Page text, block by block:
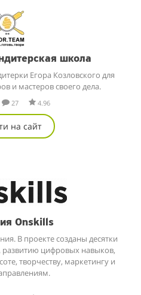
школа
Егора Козловского для
и мастеров своего дела.
27 4.96
на сайт
Onskills
В проекте созданы десятки
развитию цифровых навыков,
творчеству, маркетингу и